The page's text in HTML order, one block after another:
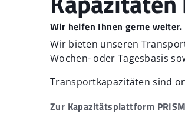
Data Sheet
Data sheet for creating
Datenschutzhinweise
Unsere Ansprechpartner im
Wir helfen Ihnen gerne weiter.
Wir bieten unseren
Wochen- oder Tagesbasis
Transportkapazitäten sind
Zur Kapazitätsplattform